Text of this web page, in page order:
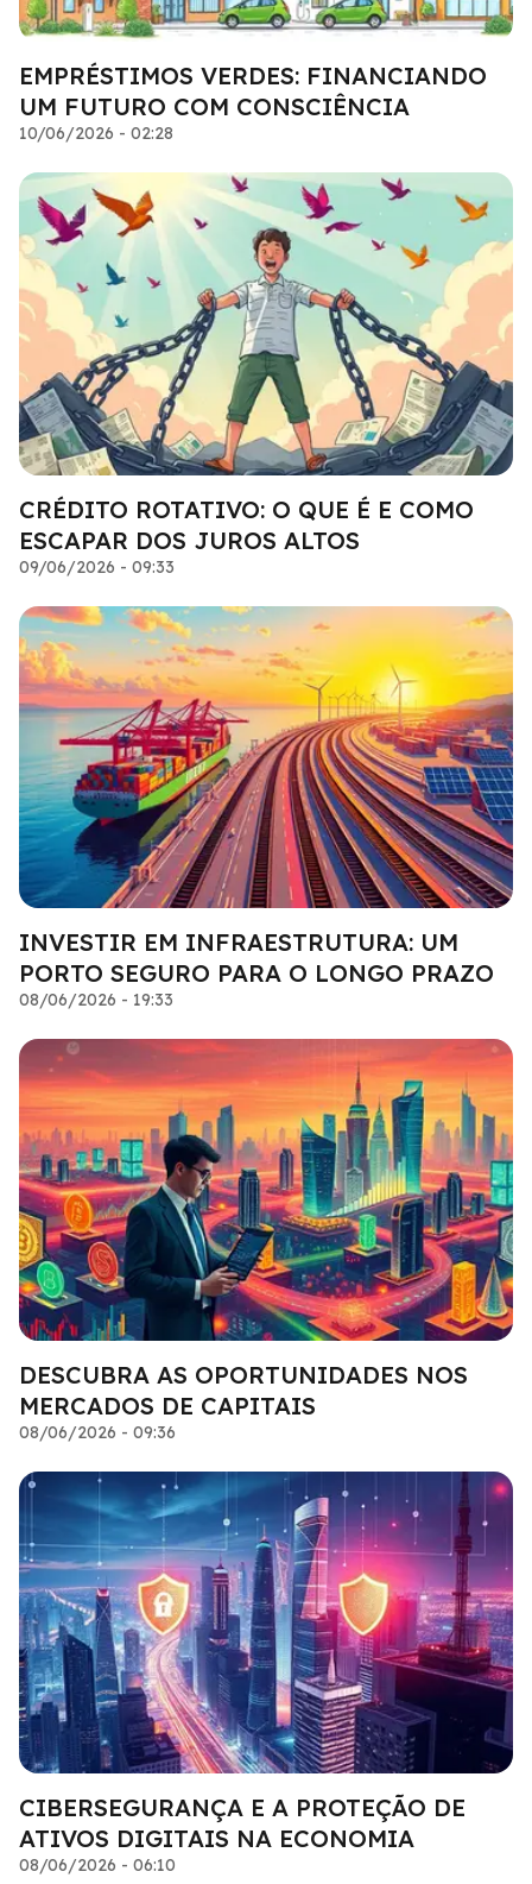
EMPRÉSTIMOS VERDES: FINANCIANDO
UM FUTURO COM CONSCIÊNCIA
10/06/2026 - 02:28
CRÉDITO ROTATIVO: O QUE É E COMO
ESCAPAR DOS JUROS ALTOS
09/06/2026 - 09:33
INVESTIR EM INFRAESTRUTURA: UM
PORTO SEGURO PARA O LONGO PRAZO
08/06/2026 - 19:33
DESCUBRA AS OPORTUNIDADES NOS
MERCADOS DE CAPITAIS
08/06/2026 - 09:36
CIBERSEGURANÇA E A PROTEÇÃO DE
ATIVOS DIGITAIS NA ECONOMIA
08/06/2026 - 06:10